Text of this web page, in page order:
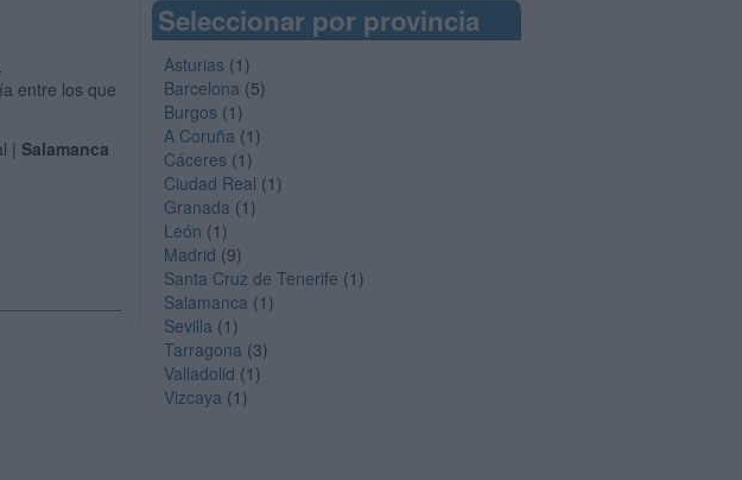
.
entre los que
| Salamanca
Seleccionar por provincia
Asturias (1)
Barcelona (5)
Burgos (1)
A Coruña (1)
Cáceres (1)
Ciudad Real (1)
Granada (1)
León (1)
Madrid (9)
Santa Cruz de Tenerife (1)
Salamanca (1)
Sevilla (1)
Tarragona (3)
Valladolid (1)
Vizcaya (1)